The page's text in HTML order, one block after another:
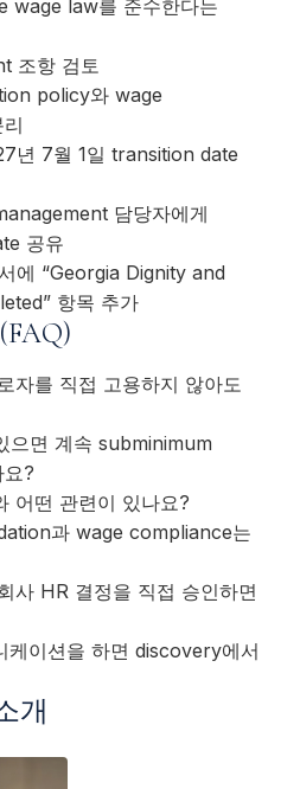
law를 준수한다는
조항 검토
policy와 wage
년 7월 1일 transition date
담당자에게
공유
에 “Georgia Dignity and
항목 추가
자를 직접 고용하지 않아도
면 계속 subminimum
?
어떤 관련이 있나요?
과 wage compliance는
사 HR 결정을 직접 승인하면
케이션을 하면 discovery에서
개